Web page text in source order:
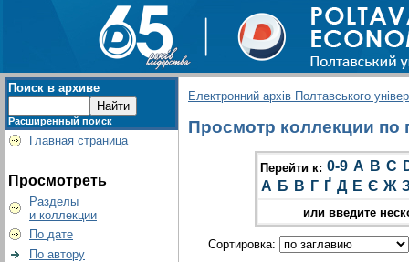
Поиск в архиве
Расширенный поиск
Главная страница
Просмотреть
Разделы
и коллекции
По дате
По автору
Електронний архів Полтавського
Просмотр коллекции по
Перейти к: 0-9 A B C
А Б В Г Ґ Д Е Є Ж
или введите
Сортировка: